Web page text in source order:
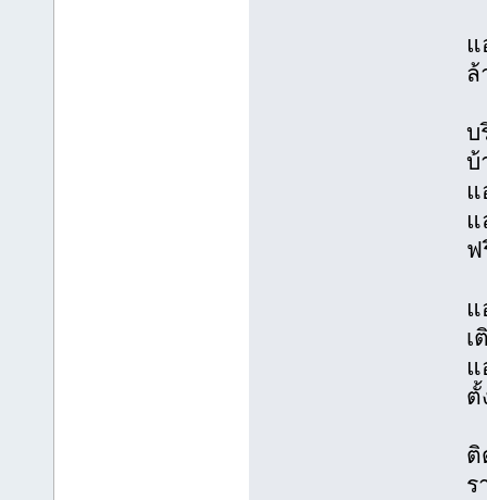
แ
ล้
บ
บ้
แ
แ
ฟ
แ
เ
แ
ตั้
ติ
ร